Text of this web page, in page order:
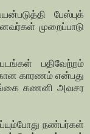
பேஸ்புக்
முறைப்பாடு
பதிவேற்றம்
காரணம் என்பது
கணனி அவசர
நண்பர்கள்